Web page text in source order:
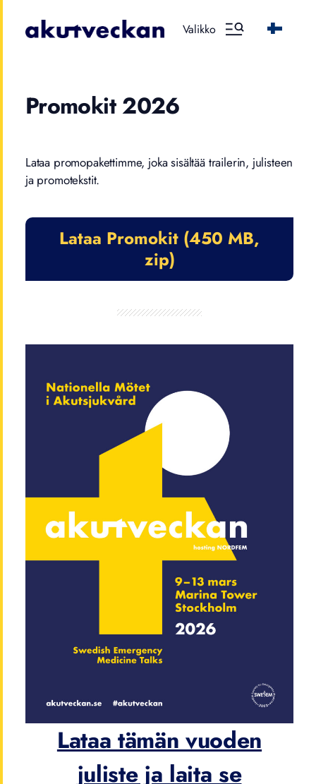
Valikko
Promokit 2026
Lataa promopakettimme, joka sisältää trailerin, julisteen
ja promotekstit.
Lataa Promokit (450 MB,
zip)
Lataa tämän vuoden
juliste ja laita se